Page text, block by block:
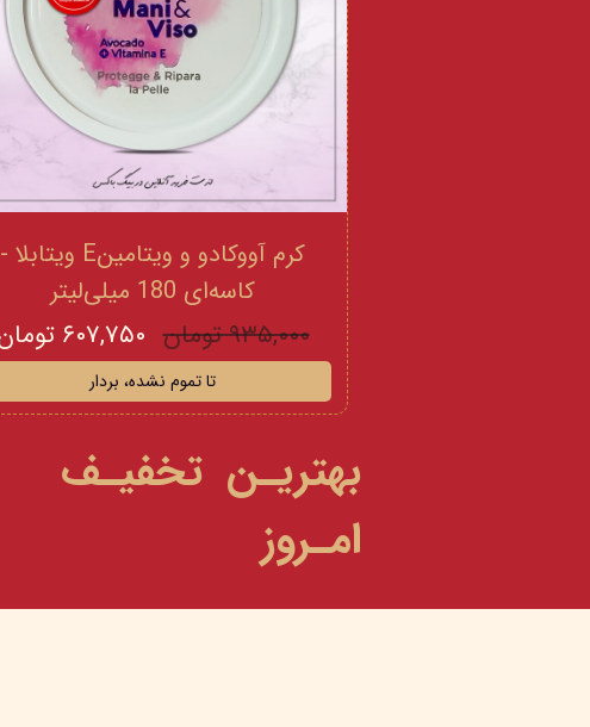
بهتریـن تخفیـف
امـروز
کرم آووکادو و ویتامینE ویتابلا -
کاسه‌ای 180 میلی‌لیتر
۹۳۵,۰۰۰ تومان ۶۰۷,۷۵۰ تومان
تا تموم نشده، بردار